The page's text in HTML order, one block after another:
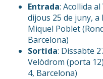
Entrada: Acollida
dijous 25 de juny, a
Miquel Poblet
Barcelona)
Sortida: Dissabte
Velòdrom (porta
4, Barcelona)